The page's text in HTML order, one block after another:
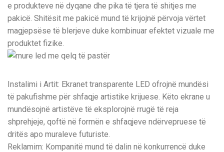
e produkteve në dyqane dhe pika të tjera të shitjes me
pakicë. Shitësit me pakicë mund të krijojnë përvoja vërtet
magjepsëse të blerjeve duke kombinuar efektet vizuale me
produktet fizike.
Instalimi i Artit: Ekranet transparente LED ofrojnë mundësi
të pakufishme për shfaqje artistike krijuese. Këto ekrane u
mundësojnë artistëve të eksplorojnë rrugë të reja
shprehjeje, qoftë në formën e shfaqjeve ndërvepruese të
dritës apo muraleve futuriste.
Reklamim: Kompanitë mund të dalin në konkurrencë duke